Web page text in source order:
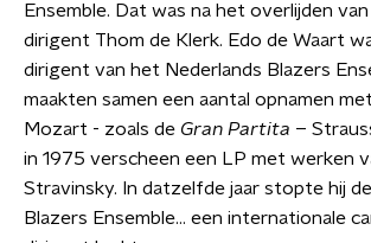
Ensemble. Dat was na het overlijden
dirigent Thom de Klerk. Edo de Waart
dirigent van het Nederlands Blazers
maakten samen een aantal opnamen
Mozart - zoals de Gran Partita –
in 1975 verscheen een LP met werken
Stravinsky. In datzelfde jaar stopte hij
Blazers Ensemble… een internationale